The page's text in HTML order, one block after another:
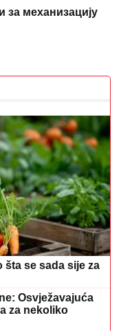
за механизацију
šta se sada sije za
Osvježavajuća
za nekoliko